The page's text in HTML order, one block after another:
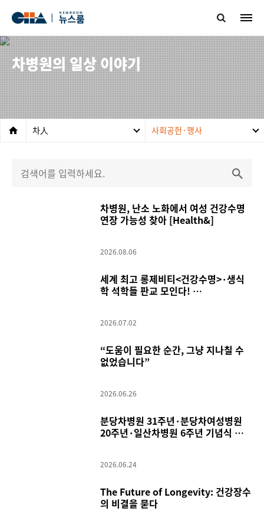
차병원의 일상 이야기
차人 사회공헌·행사
차병원, 난소 노화에서 여성 건강수명
연장 가능성 찾아 [Health&]
2026.08.06
세계 최고 롱제비티<건강수명>·생식
학 석학들 판교 모인다!
2026.07.02
“도움이 필요한 순간, 그냥 지나칠 수
없었습니다”
2026.06.26
분당차병원 31주년·분당차여성병원
20주년·일산차병원 6주년 기념식 개
2026.06.24
The Future of Longevity: 건강장수
의 비결을 묻다